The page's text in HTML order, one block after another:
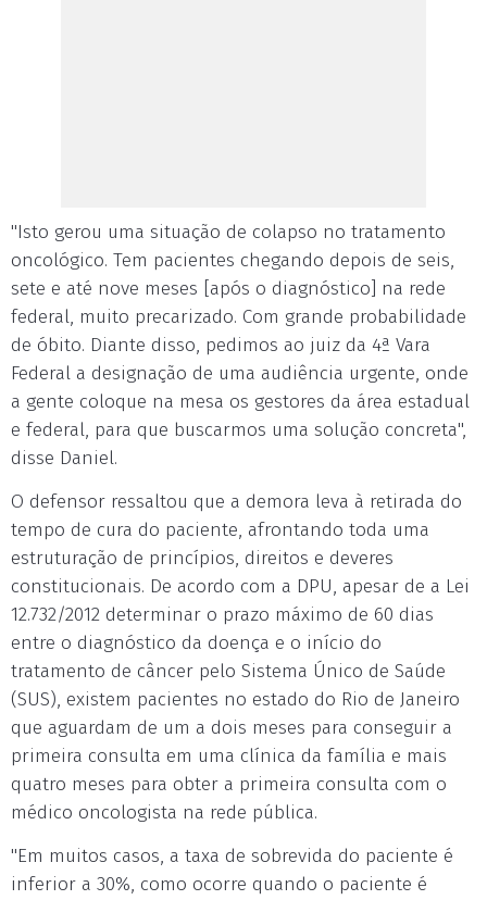
"Isto gerou uma situação de colapso no tratamento
oncológico. Tem pacientes chegando depois de seis,
sete e até nove meses [após o diagnóstico] na rede
federal, muito precarizado. Com grande probabilidade
de óbito. Diante disso, pedimos ao juiz da 4ª Vara
Federal a designação de uma audiência urgente, onde
a gente coloque na mesa os gestores da área estadual
e federal, para que buscarmos uma solução concreta",
disse Daniel.
O defensor ressaltou que a demora leva à retirada do
tempo de cura do paciente, afrontando toda uma
estruturação de princípios, direitos e deveres
constitucionais. De acordo com a DPU, apesar de a Lei
12.732/2012 determinar o prazo máximo de 60 dias
entre o diagnóstico da doença e o início do
tratamento de câncer pelo Sistema Único de Saúde
(SUS), existem pacientes no estado do Rio de Janeiro
que aguardam de um a dois meses para conseguir a
primeira consulta em uma clínica da família e mais
quatro meses para obter a primeira consulta com o
médico oncologista na rede pública.
"Em muitos casos, a taxa de sobrevida do paciente é
inferior a 30%, como ocorre quando o paciente é